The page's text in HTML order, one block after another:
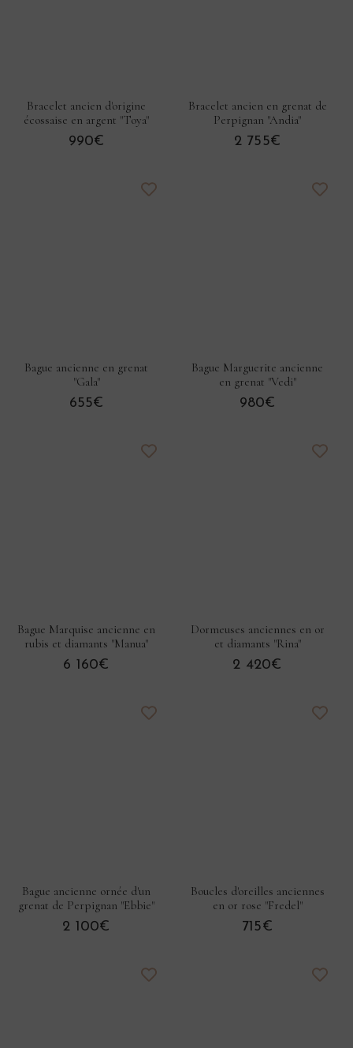
Bracelet ancien d'origine
écossaise en argent "Toya"
990€
Bracelet ancien en grenat de
Perpignan "Andia"
2 755€
Bague ancienne en grenat
"Gala"
655€
Bague Marguerite ancienne
en grenat "Vedi"
980€
Bague Marquise ancienne en
rubis et diamants "Manua"
6 160€
Dormeuses anciennes en or
et diamants "Rina"
2 420€
Bague ancienne ornée d'un
grenat de Perpignan "Ebbie"
2 100€
Boucles d'oreilles anciennes
en or rose "Fredel"
715€